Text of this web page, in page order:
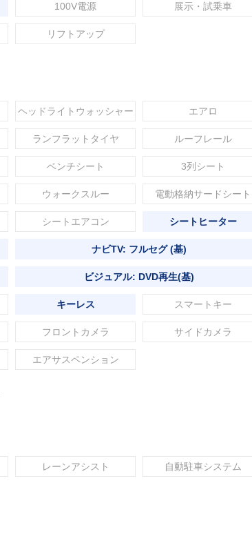
100V電源 展示・試乗車
リフトアップ
ヘッドライトウォッシャー エアロ
ランフラットタイヤ ルーフレール
ベンチシート 3列シート
ウォークスルー 電動格納サードシート
シートエアコン シートヒーター
ナビTV: フルセグ (基)
ビジュアル: DVD再生(基)
キーレス スマートキー
フロントカメラ サイドカメラ
エアサスペンション
レーンアシスト 自動駐車システム